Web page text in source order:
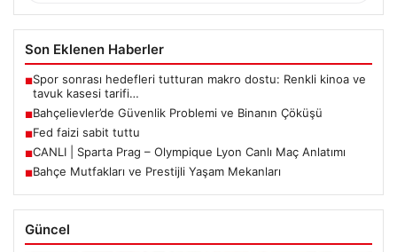
Son Eklenen Haberler
■Spor sonrası hedefleri tutturan makro dostu: Renkli kinoa ve
tavuk kasesi tarifi…
■Bahçelievler’de Güvenlik Problemi ve Binanın Çöküşü
■Fed faizi sabit tuttu
■CANLI | Sparta Prag – Olympique Lyon Canlı Maç Anlatımı
■Bahçe Mutfakları ve Prestijli Yaşam Mekanları
Güncel